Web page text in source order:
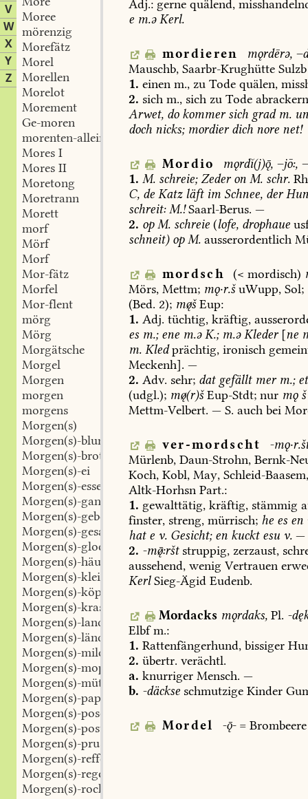
V
W
X
Y
Z
Moree
mörenzig
Morefätz
Morel
Morellen
Morelot
Morement
Ge-moren
morenten-allein
Mores I
Mores II
Moretong
Moretrann
Morett
morf
Mörf
Morf
Mor-fätz
Morfel
Mor-flent
mörg
Mörg
Morgätsche
Morgel
Morgen
morgen
morgens
Morgen(s)
Morgen(s)-blume
Morgen(s)-brot
Morgen(s)-ei
Morgen(s)-essen
Morgen(s)-gang
Morgen(s)-gebet
Morgen(s)-gesang
Morgen(s)-glocke
Morgen(s)-häubchen
Morgen(s)-kleidchen
Morgen(s)-köpfe
Morgen(s)-kras
Morgen(s)-land
Morgen(s)-länder
Morgen(s)-milch
Morgen(s)-mopp
Morgen(s)-mütsche
Morgen(s)-papp
Morgen(s)-pose
Morgen(s)-post
Morgen(s)-prust
Morgen(s)-reffe
Morgen(s)-regen
Morgen(s)-rock
Adj.: gerne quälend,
e m.əKerl.
mordieren mǫrdērə,
Mauschb, Saarbr-Krughütte Sulzb
1. einen m., zu Tode quälen,
2. sich m., sich zu Tode
Arwet, dokommersich gradm.
doch nicks;mordierdich nore net!
Mordio mǫrdĭ(j),–jō:,
1. M. schreie;Zederon M. schr.
C, de Katzläftim Schnee, der
schreit:M.! Saarl-Berus. —
2. opM. schreie (lofe, drophaue
schneit)opM. ausserordentlich
mordsch (< mordisch)
Mörs, Mettm; mǫ·r.šuWupp, Sol;
(Bed. 2); mš Eup:
1. Adj. tüchtig, kräftig,
es m.;ene m.əK.;m.əKleder[ne
m. Kledprächtig, ironisch
Meckenh]. —
2. Adv. sehr; datgefälltmerm.;et
(udgl.); m(r)š Eup-Stdt; nur mǫš
Mettm-Velbert. — S. auch bei
ver-mordscht
-
Mürlenb, Daun-Strohn, Bernk-
Koch, Kobl, May, Schleid-Baasem
Altk-Horhsn Part.:
1. gewalttätig, kräftig, stämmig
finster, streng, mürrisch; he es en
hate v. Gesicht;en kucktesu v. —
2. -m:rštstruppig, zerzaust,
aussehend, wenig Vertrauen
Kerl Sieg-Ägid Eudenb.
Mordacks mǫrdaks,Pl. -
Elbfm.:
1. Rattenfängerhund, bissiger
2. übertr. verächtl.
a. knurriger Mensch. —
b. -däckse schmutzige Kinder
Mordel --=Brombeere